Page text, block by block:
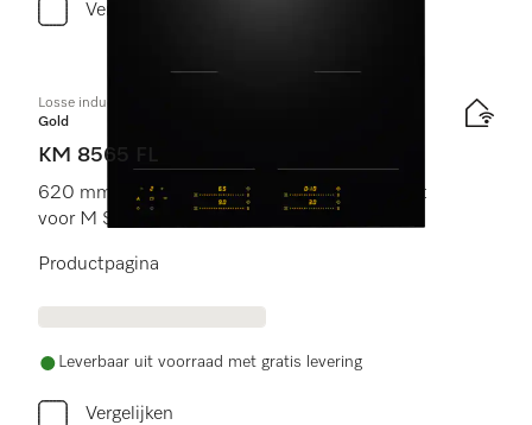
Vergelijken
Losse inductiekookplaat
Gold
KM 8565 FL
620 mm | PowerFlex kookgedeelten | Geschikt
voor M Sense
Productpagina
Leverbaar uit voorraad met gratis levering
Vergelijken